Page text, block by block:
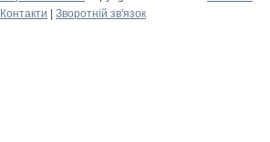
Контакти
Зворотній зв'язок